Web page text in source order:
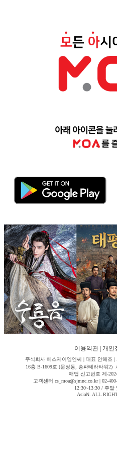
이용약관 개인
주식회사 에스제이엠엔씨 | 대표 안해조
16층 B-1609호 (문정동, 송파테라타워2)
매업 신고번호 제-
고객센터 cs_moa@sjmnc.co.kr | 02-
12:30~13:30 / 주
AsiaN. ALL